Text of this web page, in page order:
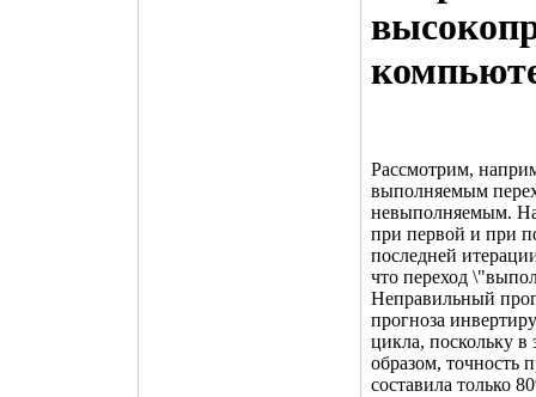
Рассмотрим,
выполняемым
невыполняемым.
при первой и при
последней
что переход
Неправильный
прогноза
цикла, поскольку
образом, точность
составила только